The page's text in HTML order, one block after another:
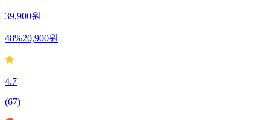
39,900원
48%20,900원
4.7
(67)